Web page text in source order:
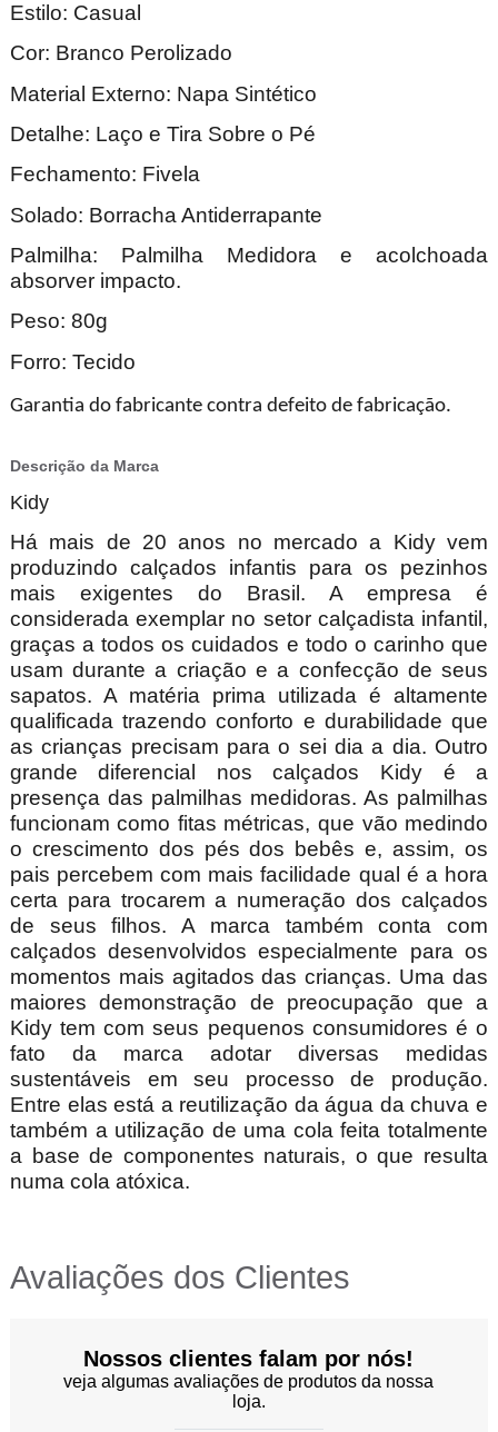
Estilo: Casual
Cor: Branco Perolizado
Material Externo: Napa Sintético
Detalhe: Laço e Tira Sobre o Pé
Fechamento: Fivela
Solado: Borracha Antiderrapante
Palmilha: Palmilha Medidora e acolchoada
absorver impacto.
Peso: 80g
Forro: Tecido
Garantia do fabricante contra defeito de fabricação.
Descrição da Marca
Kidy
Há mais de 20 anos no mercado a Kidy vem
produzindo calçados infantis para os pezinhos
mais exigentes do Brasil. A empresa é
considerada exemplar no setor calçadista infantil,
graças a todos os cuidados e todo o carinho que
usam durante a criação e a confecção de seus
sapatos. A matéria prima utilizada é altamente
qualificada trazendo conforto e durabilidade que
as crianças precisam para o sei dia a dia. Outro
grande diferencial nos calçados Kidy é a
presença das palmilhas medidoras. As palmilhas
funcionam como fitas métricas, que vão medindo
o crescimento dos pés dos bebês e, assim, os
pais percebem com mais facilidade qual é a hora
certa para trocarem a numeração dos calçados
de seus filhos. A marca também conta com
calçados desenvolvidos especialmente para os
momentos mais agitados das crianças. Uma das
maiores demonstração de preocupação que a
Kidy tem com seus pequenos consumidores é o
fato da marca adotar diversas medidas
sustentáveis em seu processo de produção.
Entre elas está a reutilização da água da chuva e
também a utilização de uma cola feita totalmente
a base de componentes naturais, o que resulta
numa cola atóxica.
Avaliações dos Clientes
Nossos clientes falam por nós!
veja algumas avaliações de produtos da nossa
loja.